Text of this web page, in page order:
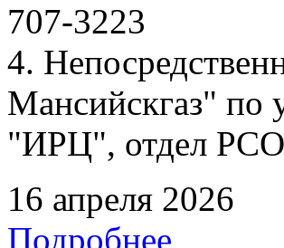
707-3223
4.
Мансийскгаз" по
"ИРЦ", отдел
16 апреля 2026
Подробнее